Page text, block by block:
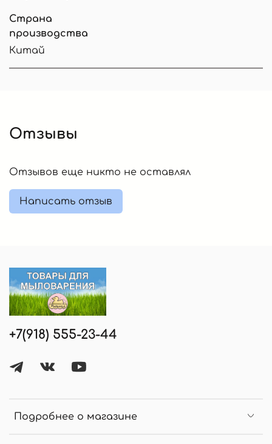
Страна
производства
Китай
Отзывы
Отзывов еще никто не оставлял
Написать отзыв
Подробнее о магазине
+7(918) 555-23-44